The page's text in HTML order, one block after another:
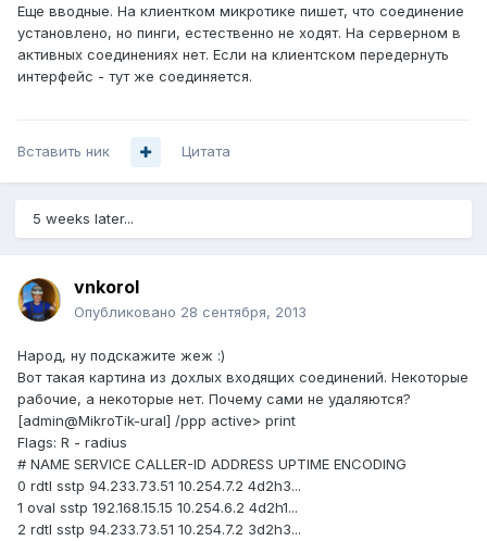
Еще вводные. На клиентком микротике пишет, что соединение
установлено, но пинги, естественно не ходят. На серверном в
активных соединениях нет. Если на клиентском передернуть
интерфейс - тут же соединяется.
Вставить ник Цитата
5 weeks later...
vnkorol
Опубликовано 28 сентября, 2013
Народ, ну подскажите жеж :)
Вот такая картина из дохлых входящих соединений. Некоторые
рабочие, а некоторые нет. Почему сами не удаляются?
[admin@MikroTik-ural] /ppp active> print
Flags: R - radius
# NAME SERVICE CALLER-ID ADDRESS UPTIME ENCODING
0 rdtl sstp 94.233.73.51 10.254.7.2 4d2h3...
1 oval sstp 192.168.15.15 10.254.6.2 4d2h1...
2 rdtl sstp 94.233.73.51 10.254.7.2 3d2h3...